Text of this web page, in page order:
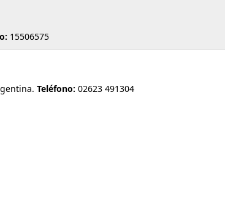
15506575
Teléfono: 02623 491304